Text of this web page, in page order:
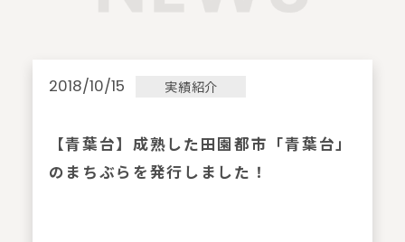
2018/10/15 実績紹介
【青葉台】成熟した田園都市「青葉台」
のまちぶらを発行しました！